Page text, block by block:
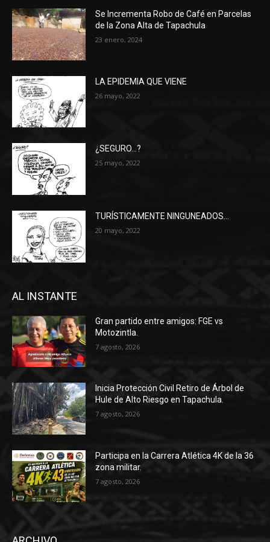
Se Incrementa Robo de Café en Parcelas
de la Zona Alta de Tapachula
23 enero, 2024
LA EPIDEMIA QUE VIENE
26 mayo, 2022
¿SEGURO…?
25 mayo, 2022
TURÍSTICAMENTE NINGUNEADOS…
20 mayo, 2022
AL INSTANTE
Gran partido entre amigos: FGE vs
Motozintla.
7 agosto, 2026
Inicia Protección Civil Retiro de Árbol de
Hule de Alto Riesgo en Tapachula.
7 agosto, 2026
Participa en la Carrera Atlética 4K de la 36
zona militar.
7 agosto, 2026